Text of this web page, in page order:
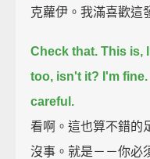
克蘿伊。我滿喜歡這
Check that. This is,
too, isn't it? I'm
careful.
看啊。這也算不錯的
沒事。就是－－你必